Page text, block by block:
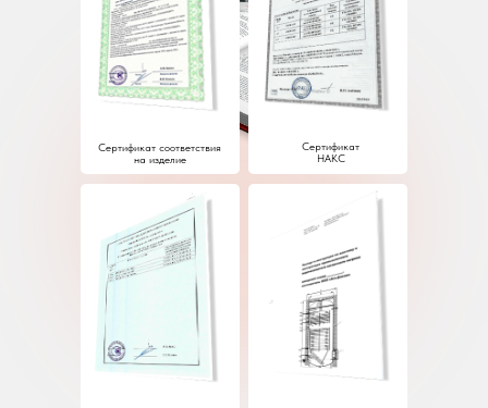
Сертификат
НАКС
Сертификат соответствия
на изделие